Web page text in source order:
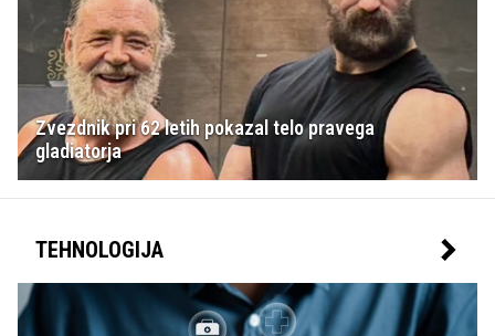
Zvezdnik pri 62 letih pokazal telo pravega
gladiatorja
TEHNOLOGIJA